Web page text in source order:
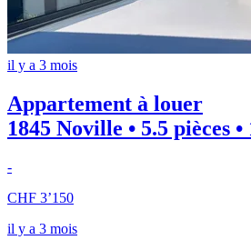
il y a 3 mois
Appartement à louer
1845 Noville • 5.5 pièces •
-
CHF 3’150
il y a 3 mois